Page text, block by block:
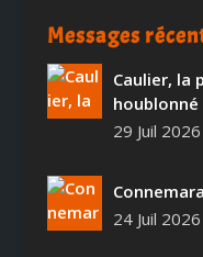
Messages
Caulier, la
houblonné
29 Juil 2026
24 Juil 2026